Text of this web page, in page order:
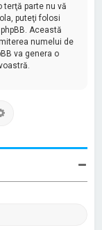
terţă parte nu vă
puteţi folosi
Această
numelui de
va genera o